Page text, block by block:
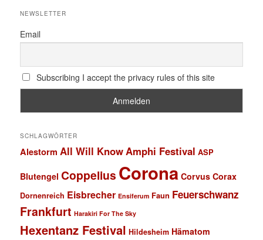
NEWSLETTER
Email
Subscribing I accept the privacy rules of this site
SCHLAGWÖRTER
Alestorm All Will KnowAmphi Festival ASP
Blutengel Coppelius Corona Corvus Corax
Dornenreich Eisbrecher Ensiferum Faun Feuerschwanz
Frankfurt Harakiri For The Sky
Hexentanz Festival Hildesheim Hämatom